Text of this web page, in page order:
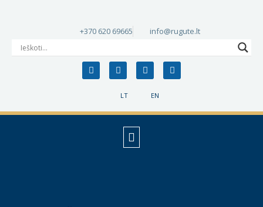
LT EN
+370 620 69665 info@rugute.lt